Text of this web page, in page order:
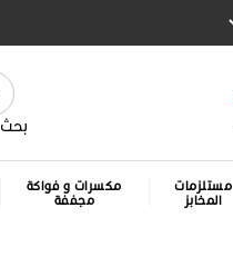
بحث
مستلزمات
المخابز
مكسرات و فواكة
مجففة